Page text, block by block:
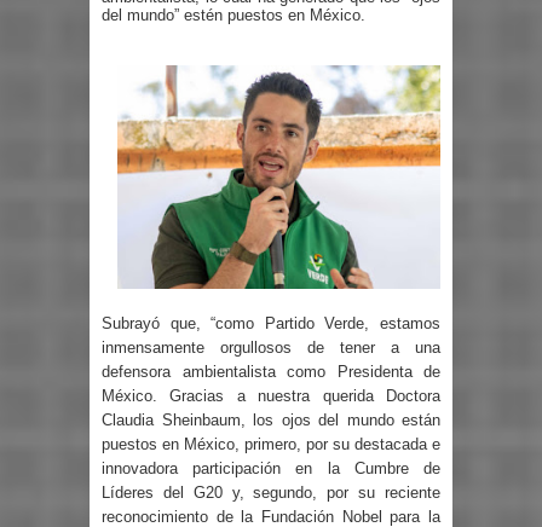
del mundo” estén puestos en México.
Subrayó que, “como Partido Verde, estamos
inmensamente orgullosos de tener a una
defensora ambientalista como Presidenta de
México. Gracias a nuestra querida Doctora
Claudia Sheinbaum, los ojos del mundo están
puestos en México, primero, por su destacada e
innovadora participación en la Cumbre de
Líderes del G20 y, segundo, por su reciente
reconocimiento de la Fundación Nobel para la